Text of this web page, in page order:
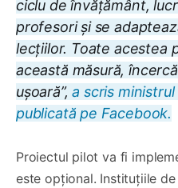
ciclu de învățământ,
profesori și se
lecțiilor. Toate acestea
această măsură,
ușoară”,a scris
publicată pe Facebook.
Proiectul pilot va fi
este opțional. Instituțiile